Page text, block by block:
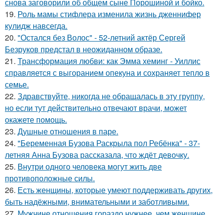
снова заговорили об общем сыне Порошиной и бойко.
19. Роль мамы стифлера изменила жизнь дженнифер
кулидж навсегда.
20. "Остался без Волос" - 52-летний актёр Сергей
Безруков предстал в неожиданном образе.
21. Трансформация любви: как Эмма хеминг - Уиллис
справляется с выгоранием опекуна и сохраняет тепло в
семье.
22. Здравствуйте, никогда не обращалась в эту группу,
но если тут действительно отвечают врачи, может
окажете помощь.
23. Душные отношения в паре.
24. "Беременная Бузова Раскрыла пол Ребёнка" - 37-
летняя Анна Бузова рассказала, что ждёт девочку.
25. Внутри одного человека могут жить две
противоположные силы.
26. Есть женщины, которые умеют поддерживать других,
быть надёжными, внимательными и заботливыми.